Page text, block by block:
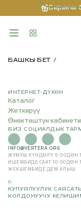
Биринчи
БАШКЫ БЕТ
ИНТЕРНЕТ-ДҮКӨН
Каталог
Жеткирүү
Өнөктөштүн кабинети
БИЗ СОЦИАЛДЫК
INFO@VERTERA.ORG
ЖУМУШ КҮНДӨРҮ 9:00ДӨН
ИШЕМБИДЕ СААТ 10:00ДӨН
ЖЕКШЕМБИДЕ ДЕМ АЛЫШ
©
КУПУЯЛУУЛУК САЯСАТЫ
КОЛДОНУУЧУ